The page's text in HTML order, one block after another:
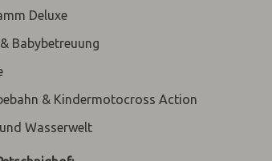
Deluxe
Babybetreuung
& Kindermotocross Action
Wasserwelt